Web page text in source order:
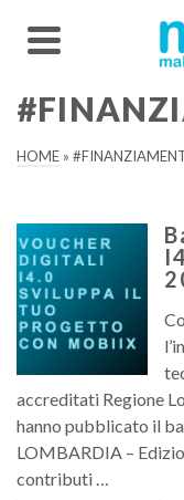
HOME »
accreditati Regione
hanno pubblicato il
LOMBARDIA –
contributi …